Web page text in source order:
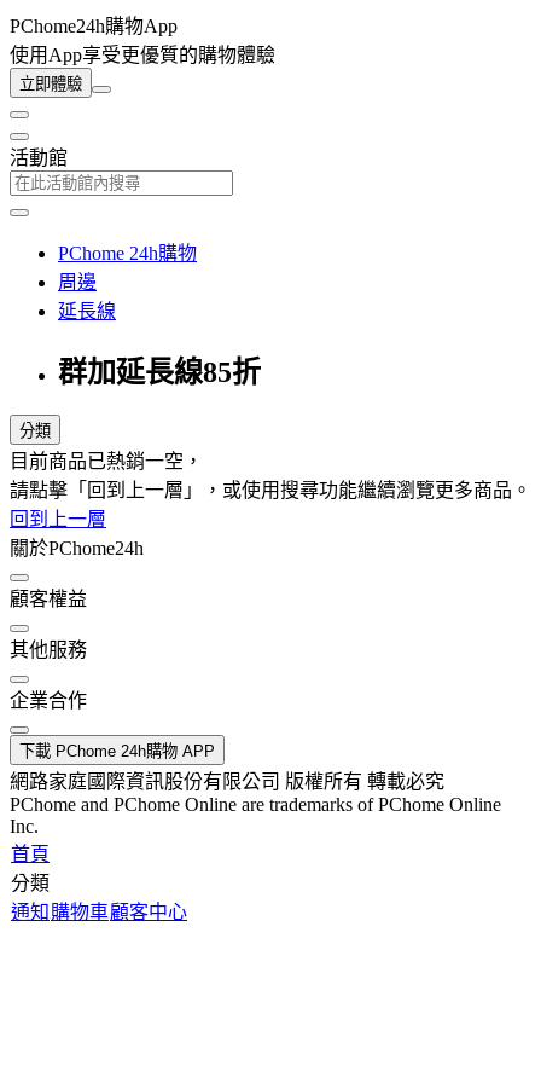
PChome24h購物App
使用App享受更優質的購物體驗
立即體驗
活動館
PChome 24h購物
周邊
延長線
群加延長線85折
分類
目前商品已熱銷一空，
請點擊「回到上一層」，或使用搜尋功能繼續瀏覽更多商品。
回到上一層
關於PChome24h
顧客權益
其他服務
企業合作
下載 PChome 24h購物 APP
網路家庭國際資訊股份有限公司 版權所有 轉載必究
PChome and PChome Online are trademarks of PChome Online
Inc.
首頁
分類
通知 購物車顧客中心